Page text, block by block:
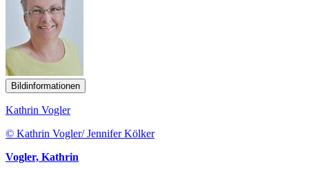
Bildinformationen
Kathrin Vogler
© Kathrin Vogler/ Jennifer Kölker
Vogler, Kathrin